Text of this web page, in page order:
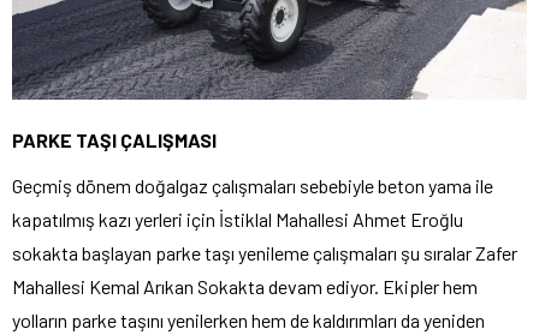
PARKE TAŞI ÇALIŞMASI
Geçmiş dönem doğalgaz çalışmaları sebebiyle beton yama ile
kapatılmış kazı yerleri için İstiklal Mahallesi Ahmet Eroğlu
sokakta başlayan parke taşı yenileme çalışmaları şu sıralar Zafer
Mahallesi Kemal Arıkan Sokakta devam ediyor. Ekipler hem
yolların parke taşını yenilerken hem de kaldırımları da yeniden